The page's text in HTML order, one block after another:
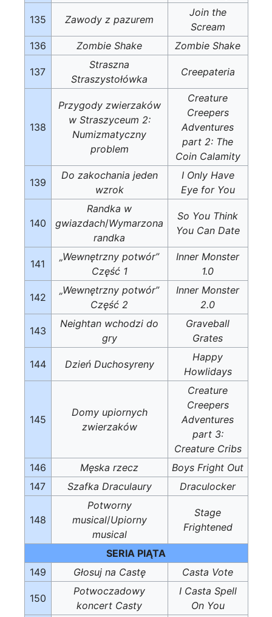
135 Zawody z pazurem
Join the
Scream
136
Zombie Shake Zombie Shake
137
Straszna
Straszystołówka
Creepateria
138
Przygody zwierzaków
w Straszyceum 2:
Numizmatyczny
problem
Creature
Creepers
Adventures
part 2: The
Coin Calamity
139
Do zakochania jeden
wzrok
I Only Have
Eye for You
140
Randka w
gwiazdach/Wymarzona
randka
So You Think
You Can Date
141
„Wewnętrzny potwór”
Część 1
Inner Monster
1.0
142
„Wewnętrzny potwór”
Część 2
Inner Monster
2.0
143
Neightan wchodzi do
gry
Graveball
Grates
144 Dzień Duchosyreny
Happy
Howlidays
145
Domy upiornych
zwierzaków
Creature
Creepers
Adventures
part 3:
Creature Cribs
146
Męska rzecz
Boys Fright Out
147
Szafka Draculaury Draculocker
148
Potworny
musical/Upiorny
musical
Stage
Frightened
SERIA PIĄTA
149
Głosuj na Castę Casta Vote
150
Potwoczadowy
koncert Casty
I Casta Spell
On You